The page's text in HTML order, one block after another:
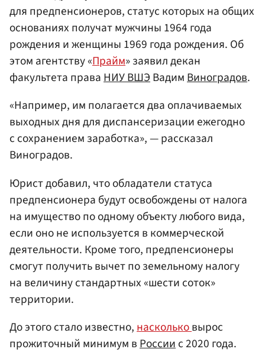
для предпенсионеров, статус которых на общих
основаниях получат мужчины 1964 года
рождения и женщины 1969 года рождения. Об
этом агентству «Прайм» заявил декан
факультета праваНИУ ВШЭВадимВиноградов.
«Например, им полагается два оплачиваемых
выходных дня для диспансеризации ежегодно
с сохранением заработка», — рассказал
Виноградов.
Юрист добавил, что обладатели статуса
предпенсионера будут освобождены от налога
на имущество по одному объекту любого вида,
если оно не используется в коммерческой
деятельности. Кроме того, предпенсионеры
смогут получить вычет по земельному налогу
на величину стандартных «шести соток»
территории.
До этого стало известно,наскольковырос
прожиточный минимум вРоссиис 2020 года.